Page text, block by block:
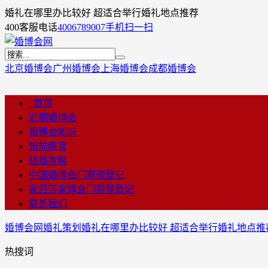
婚礼在哪里办比较好 超适合举行婚礼地点推荐
400客服电话4006789007手机扫一扫
北京婚博会广州婚博会 上海婚博会成都婚博会
首页
近期婚博会
婚博会知识
婚前教育
结婚攻略
中国婚博会门票预登记
家芭莎家博会门票预登记
联系我们
婚博会网婚礼策划 婚礼在哪里办比较好 超适合举行婚礼地点推
热搜词